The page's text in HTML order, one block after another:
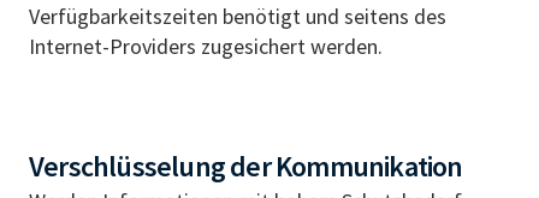
Verfügbarkeitszeiten benötigt und seitens des
Internet-Providers zugesichert werden.
Verschlüsselung der Kommunikation